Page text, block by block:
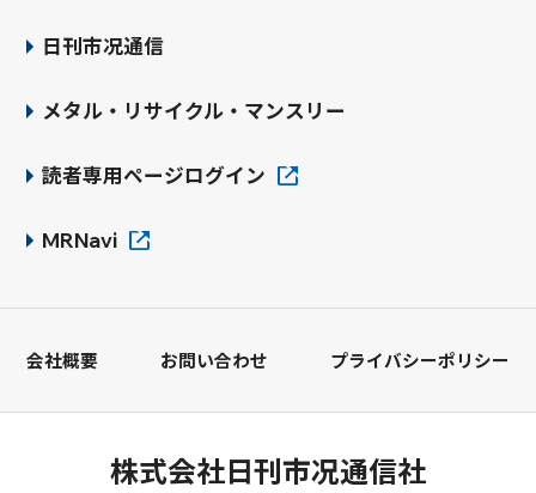
日刊市况通信
メタル・リサイクル・マンスリー
読者専用ページログイン
MRNavi
会社概要 お問い合わせ プライバシーポリシー
株式会社日刊市况通信社